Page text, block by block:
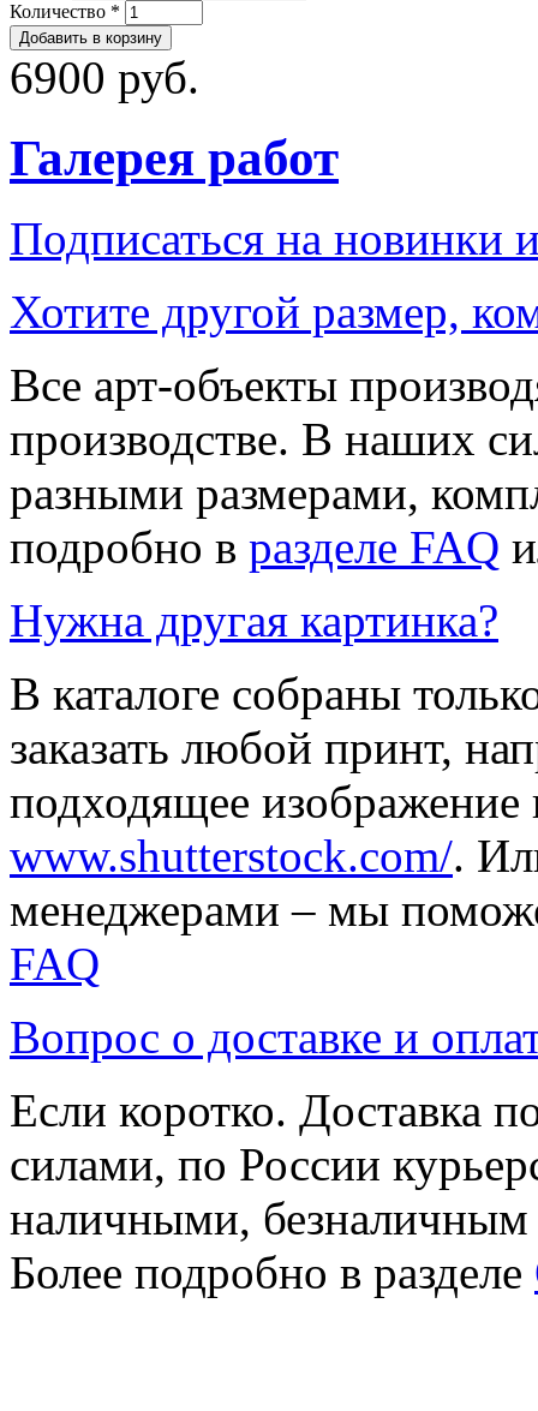
Количество *
6900 руб.
Галерея работ
Подписаться на новинки
Хотите другой размер,
Все арт-объекты
производстве. В наших
разными размерами,
подробно в разделе FAQ
Нужна другая картинка?
В каталоге собраны
заказать любой принт,
подходящее изображение
www.shutterstock.com/.
менеджерами – мы
FAQ
Вопрос о доставке и
Если коротко. Доставка
силами, по России
наличными,
Более подробно в разделе